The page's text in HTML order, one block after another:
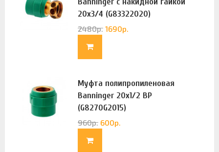
20х3/4 (G83322020)
2480р. 1690р.
Муфта полипропиленовая
Banninger 20х1/2 ВР
(G8270G2015)
960р. 600р.